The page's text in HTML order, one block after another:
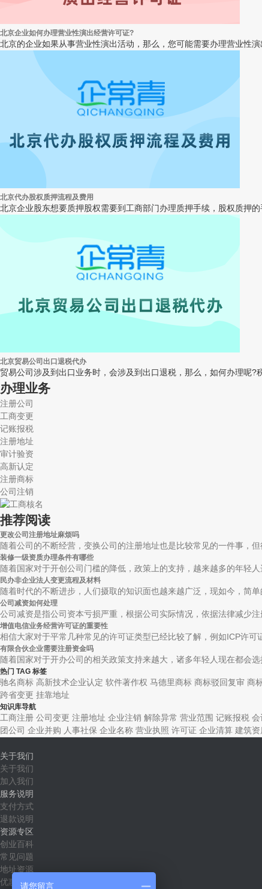
北京企业如何办理营业性演出经营许可证?
北京的企业如果从事营业性演出活动，那么，您可能需要办理营业性
北京代办股权质押流程及费用
北京企业股东想要质押股权需要到工商部门办理质押手续，股权质押
北京贸易公司出口退税代办
贸易公司涉及到出口业务时，会涉及到出口退税，那么，如何办理呢?
办理业务
注册公司
工商变更
记账报税
注册地址
审计验资
高新认定
注册商标
公司注销
推荐阅读
更改公司注册地址麻烦吗
随着公司的不断经营，变换公司的注册地址也是比较常见的一件事，但
装修一级资质办理条件有哪些
随着国家对于开创公司门槛的降低，政策上的支持，越来越多的年轻人
民办非企业法人变更流程及材料
随着时代的不断进步，人们摄取的知识面也越来越广泛，现如今，简单
公司减资如何处理
公司减资是指公司资本亏损严重，根据公司实际情况，依据法律减少注
增值电信业务经营许可证的重要性
相信大家对于平常几种常见的许可证类型已经比较了解，例如ICP许可
有限合伙企业需要注册资金吗
随着国家对于开办公司的相关政策支持来越大，诸多年轻人现在都会选
热门 TAG 标签
驰名商标 高新技术企业认定 软件著作权 马德里商标 商标驳回复审 商
跨省变更 挂靠地址
知识库导航
工商注册 公司变更 注册地址 企业注销 解除异常 营业范围 记账报税 会
团公司 企业并购 人事社保 企业名称 营业执照 许可证 企业清算 建筑资
关于我们
关于我们
加入我们
服务说明
支付方式
退款说明
资源专区
创业百科
常见问题
地址资源
优惠套餐请您留言